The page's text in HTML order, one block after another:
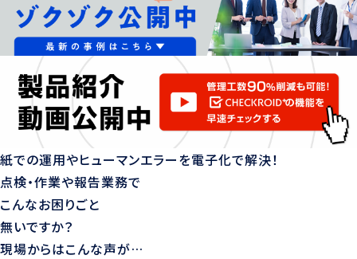
紙での運用やヒューマンエラーを電子化で解決！
点検・作業や報告業務で
こんなお困りごと
無いですか？
現場からはこんな声が…